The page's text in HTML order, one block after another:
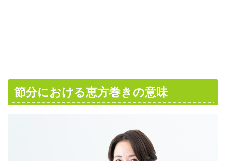
節分における恵方巻きの意味